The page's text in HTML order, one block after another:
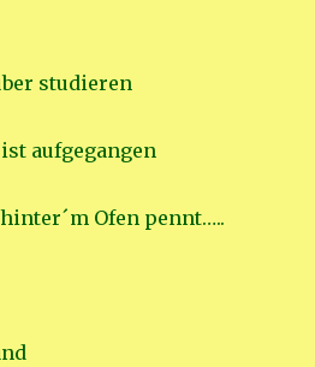
studieren
aufgegangen
Ofen pennt…..